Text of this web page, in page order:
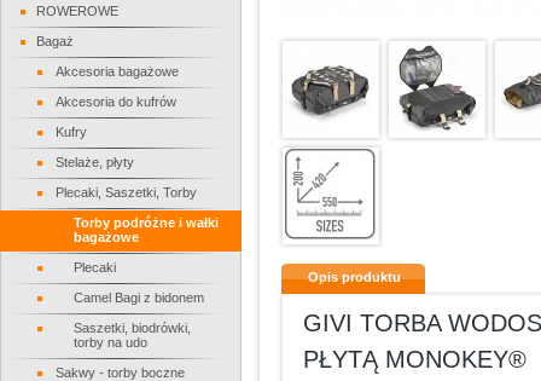
ROWEROWE
Bagaż
Akcesoria bagażowe
Akcesoria do kufrów
Kufry
Stelaże, płyty
Plecaki, Saszetki, Torby
Torby podróżne i wałki
bagażowe
Plecaki
Camel Bagi z bidonem
Saszetki, biodrówki,
torby na udo
Sakwy - torby boczne
Opis produktu
GIVI TORBA
PŁYTĄ MONOKEY®